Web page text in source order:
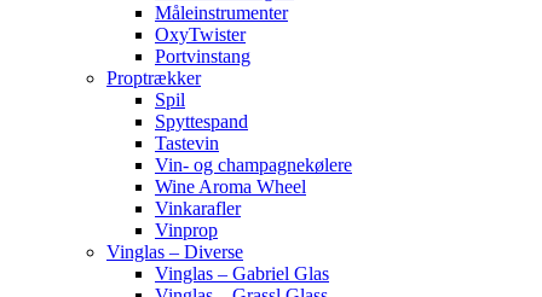
Måleinstrumenter
OxyTwister
Portvinstang
Proptrækker
Spil
Spyttespand
Tastevin
Vin- og champagnekølere
Wine Aroma Wheel
Vinkarafler
Vinprop
Vinglas – Diverse
Vinglas – Gabriel Glas